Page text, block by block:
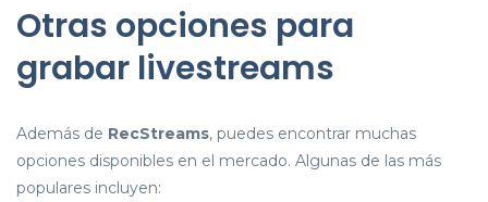
Otras opciones para
grabar livestreams
Además de RecStreams, puedes encontrar muchas
opciones disponibles en el mercado. Algunas de las más
populares incluyen: